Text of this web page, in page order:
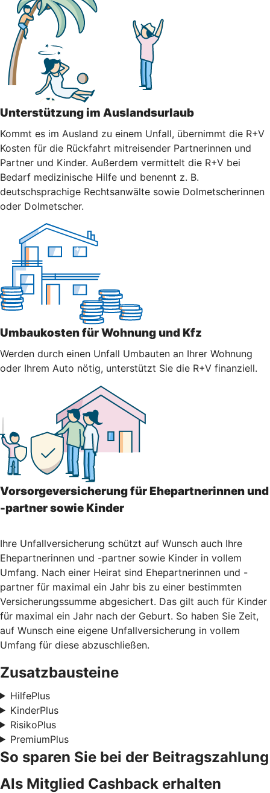
Unterstützung im Auslandsurlaub
Kommt es im Ausland zu einem Unfall, übernimmt die R+V
Kosten für die Rückfahrt mitreisender Partnerinnen und
Partner und Kinder. Außerdem vermittelt die R+V bei
Bedarf medizinische Hilfe und benennt z. B.
deutschsprachige Rechtsanwälte sowie Dolmetscherinnen
oder Dolmetscher.
Umbaukosten für Wohnung und Kfz
Werden durch einen Unfall Umbauten an Ihrer Wohnung
oder Ihrem Auto nötig, unterstützt Sie die R+V finanziell.
Vorsorgeversicherung für Ehepartnerinnen und
-partner sowie Kinder
Ihre Unfallversicherung schützt auf Wunsch auch Ihre
Ehepartnerinnen und -partner sowie Kinder in vollem
Umfang. Nach einer Heirat sind Ehepartnerinnen und -
partner für maximal ein Jahr bis zu einer bestimmten
Versicherungssumme abgesichert. Das gilt auch für Kinder
für maximal ein Jahr nach der Geburt. So haben Sie Zeit,
auf Wunsch eine eigene Unfallversicherung in vollem
Umfang für diese abzuschließen.
Zusatzbausteine
HilfePlus
KinderPlus
RisikoPlus
PremiumPlus
So sparen Sie bei der Beitragszahlung
Als Mitglied Cashback erhalten